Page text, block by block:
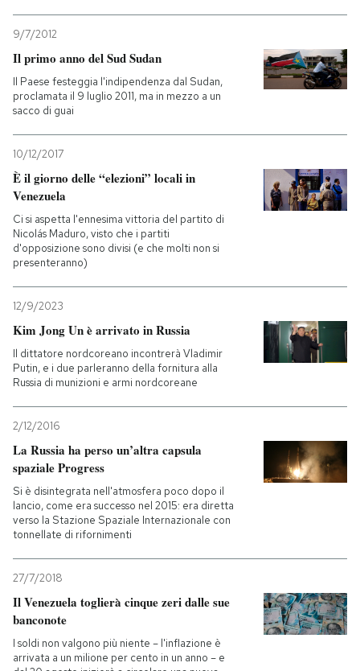
9/7/2012
Il primo anno del Sud Sudan
Il Paese festeggia l'indipendenza dal Sudan,
proclamata il 9 luglio 2011, ma in mezzo a un
sacco di guai
10/12/2017
È il giorno delle “elezioni” locali in
Venezuela
Ci si aspetta l'ennesima vittoria del partito di
Nicolás Maduro, visto che i partiti
d'opposizione sono divisi (e che molti non si
presenteranno)
12/9/2023
Kim Jong Un è arrivato in Russia
Il dittatore nordcoreano incontrerà Vladimir
Putin, e i due parleranno della fornitura alla
Russia di munizioni e armi nordcoreane
2/12/2016
La Russia ha perso un’altra capsula
spaziale Progress
Si è disintegrata nell'atmosfera poco dopo il
lancio, come era successo nel 2015: era diretta
verso la Stazione Spaziale Internazionale con
tonnellate di rifornimenti
27/7/2018
Il Venezuela toglierà cinque zeri dalle sue
banconote
I soldi non valgono più niente – l'inflazione è
arrivata a un milione per cento in un anno – e